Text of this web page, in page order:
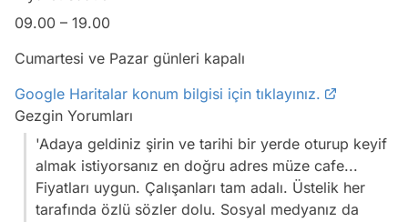
09.00 – 19.00
Cumartesi ve Pazar günleri kapalı
Google Haritalar konum bilgisi için tıklayınız.
Gezgin Yorumları
'Adaya geldiniz şirin ve tarihi bir yerde oturup keyif
almak istiyorsanız en doğru adres müze cafe...
Fiyatları uygun. Çalışanları tam adalı. Üstelik her
tarafında özlü sözler dolu. Sosyal medyanız da